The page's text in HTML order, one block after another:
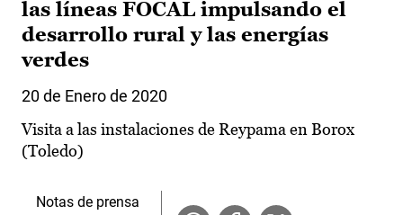
las líneas FOCAL impulsando el
desarrollo rural y las energías
verdes
20 de Enero de 2020
Visita a las instalaciones de Reypama en Borox
(Toledo)
Notas de prensa